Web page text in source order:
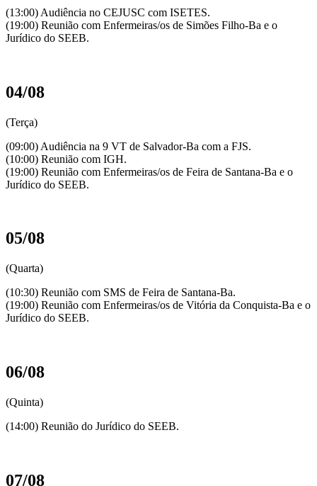
(13:00) Audiência no CEJUSC com ISETES.
(19:00) Reunião com Enfermeiras/os de Simões Filho-Ba e o
Jurídico do SEEB.
04/08
(Terça)
(09:00) Audiência na 9 VT de Salvador-Ba com a FJS.
(10:00) Reunião com IGH.
(19:00) Reunião com Enfermeiras/os de Feira de Santana-Ba e o
Jurídico do SEEB.
05/08
(Quarta)
(10:30) Reunião com SMS de Feira de Santana-Ba.
(19:00) Reunião com Enfermeiras/os de Vitória da Conquista-Ba e o
Jurídico do SEEB.
06/08
(Quinta)
(14:00) Reunião do Jurídico do SEEB.
07/08